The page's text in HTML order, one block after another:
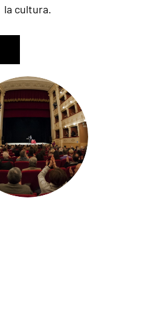
la cultura.